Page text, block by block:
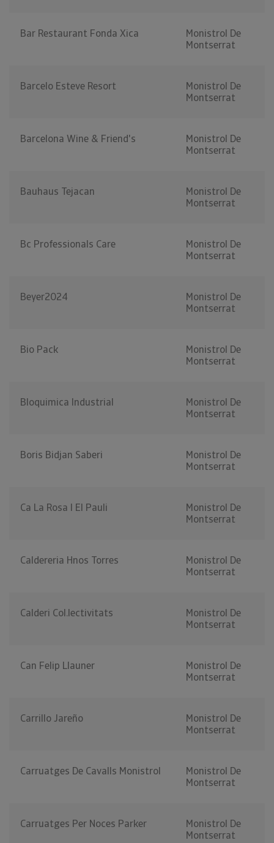
Bar Restaurant Fonda Xica
Monistrol De
Montserrat
Barcelo Esteve Resort
Monistrol De
Montserrat
Barcelona Wine & Friend's
Monistrol De
Montserrat
Bauhaus Tejacan
Monistrol De
Montserrat
Bc Professionals Care
Monistrol De
Montserrat
Beyer2024
Monistrol De
Montserrat
Bio Pack
Monistrol De
Montserrat
Bloquimica Industrial
Monistrol De
Montserrat
Boris Bidjan Saberi
Monistrol De
Montserrat
Ca La Rosa I El Pauli
Monistrol De
Montserrat
Caldereria Hnos Torres
Monistrol De
Montserrat
Calderi Col.lectivitats
Monistrol De
Montserrat
Can Felip Llauner
Monistrol De
Montserrat
Carrillo Jareño
Monistrol De
Montserrat
Carruatges De Cavalls Monistrol
Monistrol De
Montserrat
Carruatges Per Noces Parker
Monistrol De
Montserrat